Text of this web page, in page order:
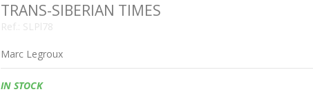
TRANS-SIBERIAN TIMES
Ref.: SLPl78
Marc Legroux
Availability:
IN STOCK